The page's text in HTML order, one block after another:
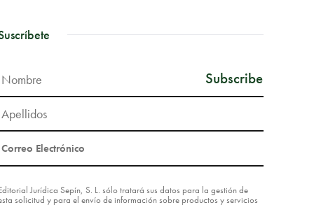
Jurídica Sepín, S. L. sólo tratará sus datos para la gestión de
solicitud y para el envío de información sobre productos y servicios